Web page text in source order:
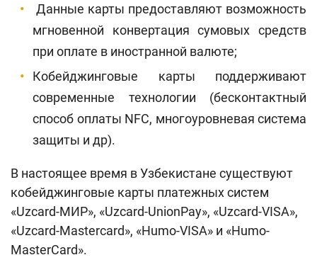
Данные карты предоставляют возможность
мгновенной конвертация сумовых средств
при оплате в иностранной валюте;
Кобейджинговые карты поддерживают
современные технологии (бесконтактный
способ оплаты NFC, многоуровневая система
защиты и др).
В настоящее время в Узбекистане существуют
кобейджинговые карты платежных систем
«Uzcard-МИР», «Uzcard-UnionPay», «Uzcard-VISA»,
«Uzcard-Mastercard», «Humo-VISA» и «Humo-​
MasterCard».